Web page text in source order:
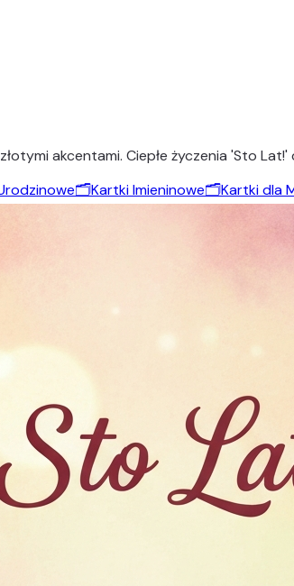
akcentami. Ciepłe życzenia 'Sto
🗂️Kartki Imieninowe🗂️Kartki dla